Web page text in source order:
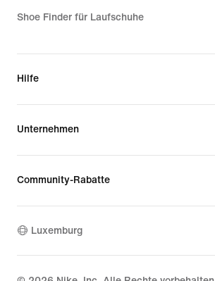
Shoe Finder für Laufschuhe
Hilfe
Unternehmen
Community-Rabatte
Luxemburg